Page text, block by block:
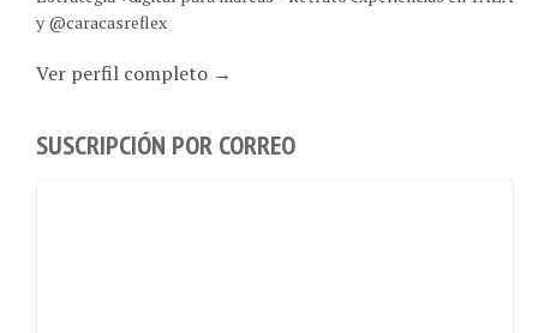
y @caracasreflex
Ver perfil completo →
SUSCRIPCIÓN POR CORREO